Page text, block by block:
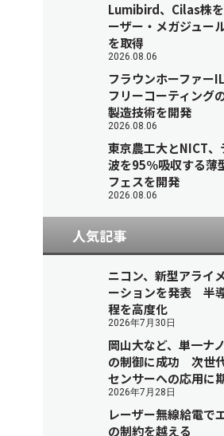
Lumibird、Cilas株
ーザー・メガジュー
を取得
2026.08.06
フラウンホーファー
フリーコーティング
製造技術を開発
2026.08.06
東京農工大とNICT、
波を95％吸収する薄
フェスを開発
2026.08.06
人気記事
ニコン、新型アライ
ーションを発表 半
程を高度化
2026年7月30日
岡山大など、単一ナ
の制御に成功 次世
センサーへの応用に
2026年7月28日
レーザー無線給電で
の制約を越える